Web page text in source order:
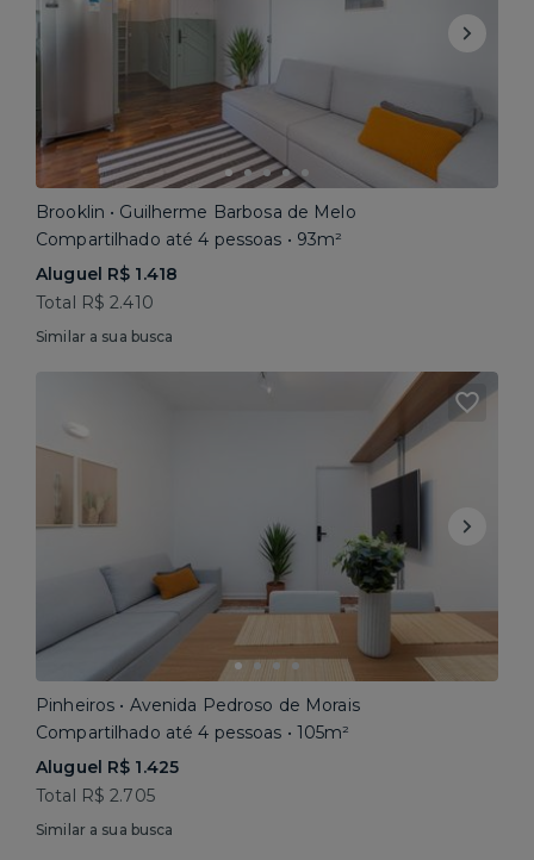
Brooklin • Guilherme Barbosa de Melo
Compartilhado até 4 pessoas • 93m²
Aluguel R$ 1.418
Total R$ 2.410
Similar a sua busca
Pinheiros • Avenida Pedroso de Morais
Compartilhado até 4 pessoas • 105m²
Aluguel R$ 1.425
Total R$ 2.705
Similar a sua busca